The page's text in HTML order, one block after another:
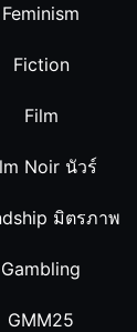
Feminism
Fiction
Film
Noir นัวร์
มิตรภาพ
Gambling
GMM25